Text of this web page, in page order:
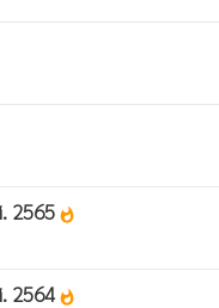
2565 whatshot
2564 whatshot